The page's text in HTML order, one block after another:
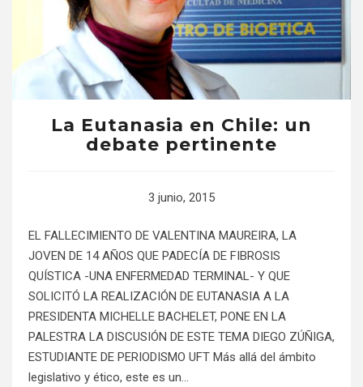
La Eutanasia en Chile: un
debate pertinente
3 junio, 2015
EL FALLECIMIENTO DE VALENTINA MAUREIRA, LA
JOVEN DE 14 AÑOS QUE PADECÍA DE FIBROSIS
QUÍSTICA -UNA ENFERMEDAD TERMINAL- Y QUE
SOLICITÓ LA REALIZACIÓN DE EUTANASIA A LA
PRESIDENTA MICHELLE BACHELET, PONE EN LA
PALESTRA LA DISCUSIÓN DE ESTE TEMA DIEGO ZÚÑIGA,
ESTUDIANTE DE PERIODISMO UFT Más allá del ámbito
legislativo y ético, este es un…